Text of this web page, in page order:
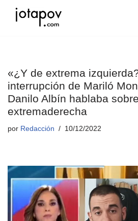
«¿Y de extrema
interrupción de Mariló
Danilo Albín hablaba
extremaderecha
por Redacción 10/12/2022